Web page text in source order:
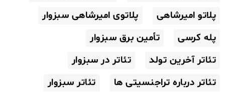
پلاتو امیرشاهی
پلاتوی امیرشاهی سبزوار
پله کرسی
تأمین برق سبزوار
تئاتر آخرین تولد
تئاتر در سبزوار
تئاتر درباره تراجنسیتی ها
تئاتر سبزوار